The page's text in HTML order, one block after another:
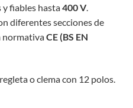
y fiables hasta400 V.
diferentes secciones de
normativaCE (BS EN
o clema con 12 polos.